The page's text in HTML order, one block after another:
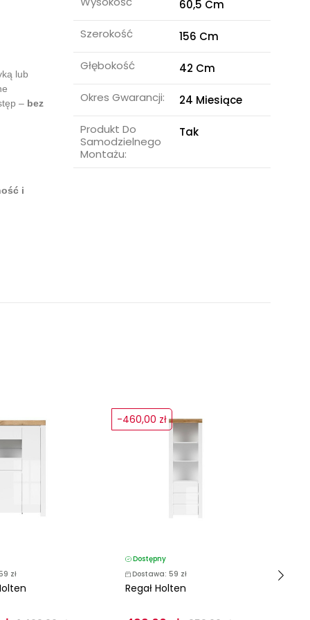
lub
– bez
i
60,5 Cm
Szerokość
156 Cm
Głębokość
42 Cm
Okres Gwarancji:
24 Miesiące
Produkt Do
Samodzielnego
Montażu:
Tak
zł
Dostępny
Dostawa: 59 zł
Regał Holten
-460,00 zł